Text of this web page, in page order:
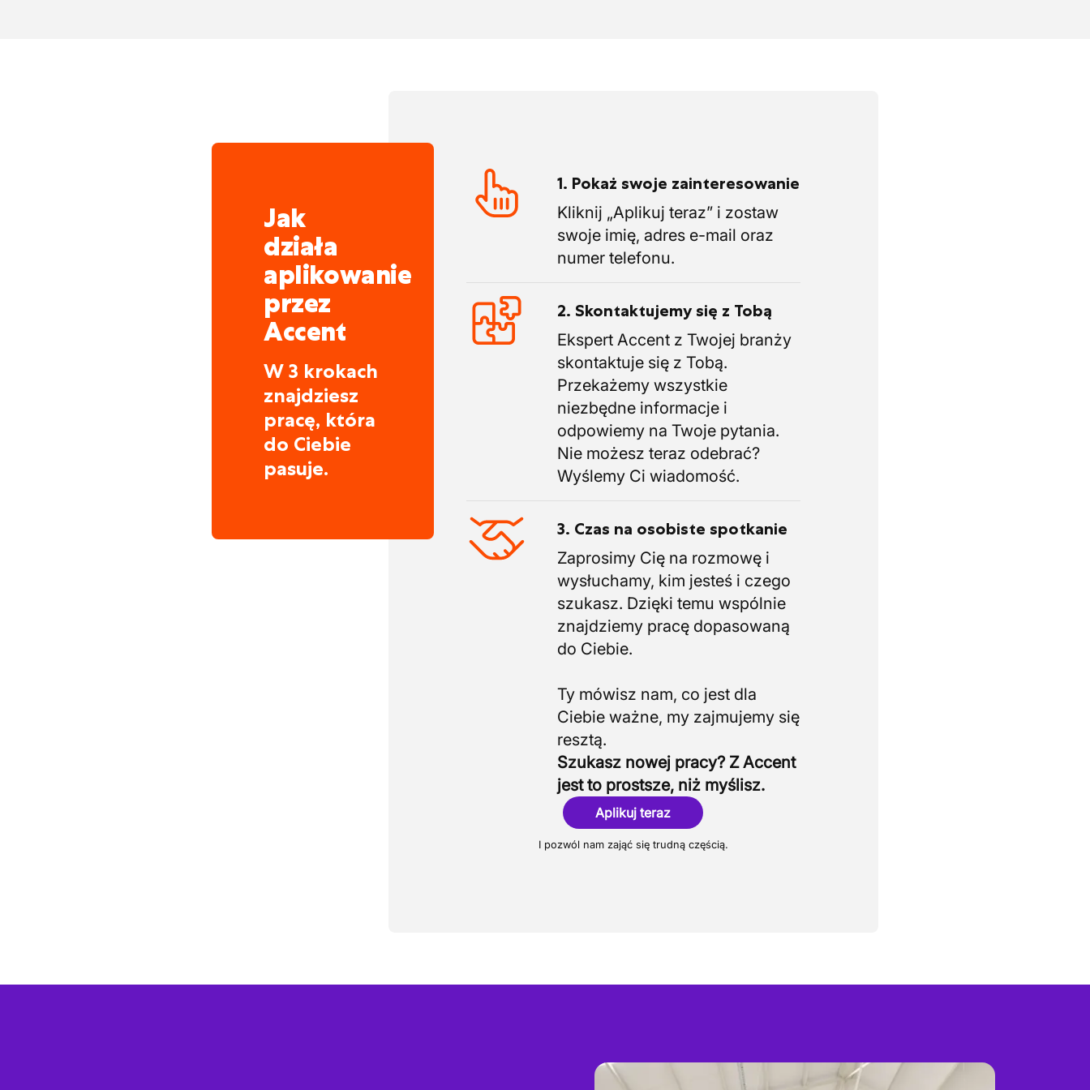
Jak
działa
aplikowanie
przez
Accent
W 3 krokach
znajdziesz
pracę, która
do Ciebie
pasuje.
1. Pokaż swoje zainteresowanie
Kliknij „Aplikuj teraz” i zostaw
swoje imię, adres e-mail oraz
numer telefonu.
2. Skontaktujemy się z Tobą
Ekspert Accent z Twojej branży
skontaktuje się z Tobą.
Przekażemy wszystkie
niezbędne informacje i
odpowiemy na Twoje pytania.
Nie możesz teraz odebrać?
Wyślemy Ci wiadomość.
3. Czas na osobiste spotkanie
Zaprosimy Cię na rozmowę i
wysłuchamy, kim jesteś i czego
szukasz. Dzięki temu wspólnie
znajdziemy pracę dopasowaną
do Ciebie.
Ty mówisz nam, co jest dla
Ciebie ważne, my zajmujemy się
Szukasz nowej pracy? Z Accent
jest to prostsze, niż myślisz.
Aplikuj teraz
I pozwól nam zająć się trudną częścią.